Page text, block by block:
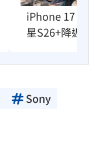
iPhone 17
星S26+降近8
Sony